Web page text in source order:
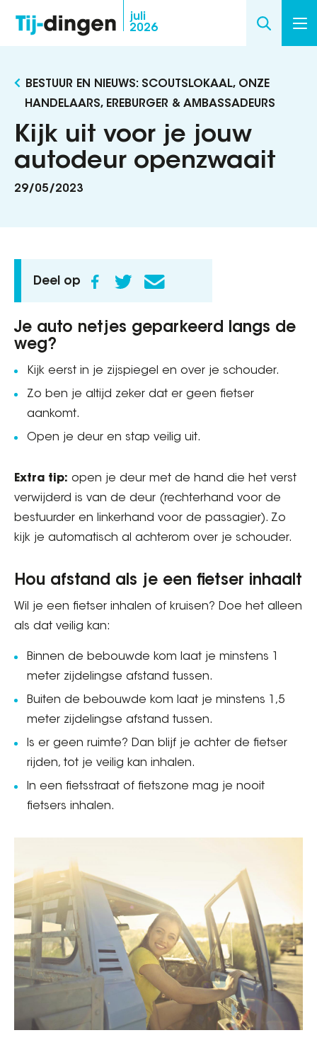
inhoud
gaan
juli
2026
BESTUUR EN NIEUWS: SCOUTSLOKAAL, ONZE
HANDELAARS, EREBURGER & AMBASSADEURS
Kijk uit voor je jouw
autodeur openzwaait
29/05/2023
Deel op
Je auto netjes geparkeerd langs de
weg?
Kijk eerst in je zijspiegel en over je schouder.
Zo ben je altijd zeker dat er geen fietser
aankomt.
Open je deur en stap veilig uit.
Extra tip: open je deur met de hand die het verst
verwijderd is van de deur (rechterhand voor de
bestuurder en linkerhand voor de passagier). Zo
kijk je automatisch al achterom over je schouder.
Hou afstand als je een fietser inhaalt
Wil je een fietser inhalen of kruisen? Doe het alleen
als dat veilig kan:
Binnen de bebouwde kom laat je minstens 1
meter zijdelingse afstand tussen.
Buiten de bebouwde kom laat je minstens 1,5
meter zijdelingse afstand tussen.
Is er geen ruimte? Dan blijf je achter de fietser
rijden, tot je veilig kan inhalen.
In een fietsstraat of fietszone mag je nooit
fietsers inhalen.